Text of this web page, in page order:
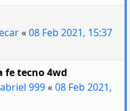
«08 Feb 2021, 15:37
fe tecno 4wd
999«08 Feb 2021,